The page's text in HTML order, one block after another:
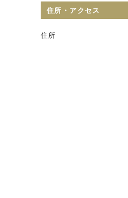
住所・アクセス
住所